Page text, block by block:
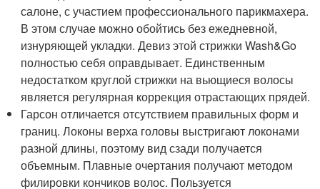
салоне, с участием профессионального парикмахера.
В этом случае можно обойтись без ежедневной,
изнуряющей укладки. Девиз этой стрижки Wash&Go
полностью себя оправдывает. Единственным
недостатком круглой стрижки на вьющиеся волосы
является регулярная коррекция отрастающих прядей.
Гарсон отличается отсутствием правильных форм и
границ. Локоны верха головы выстригают локонами
разной длины, поэтому вид сзади получается
объемным. Плавные очертания получают методом
филировки кончиков волос. Пользуется